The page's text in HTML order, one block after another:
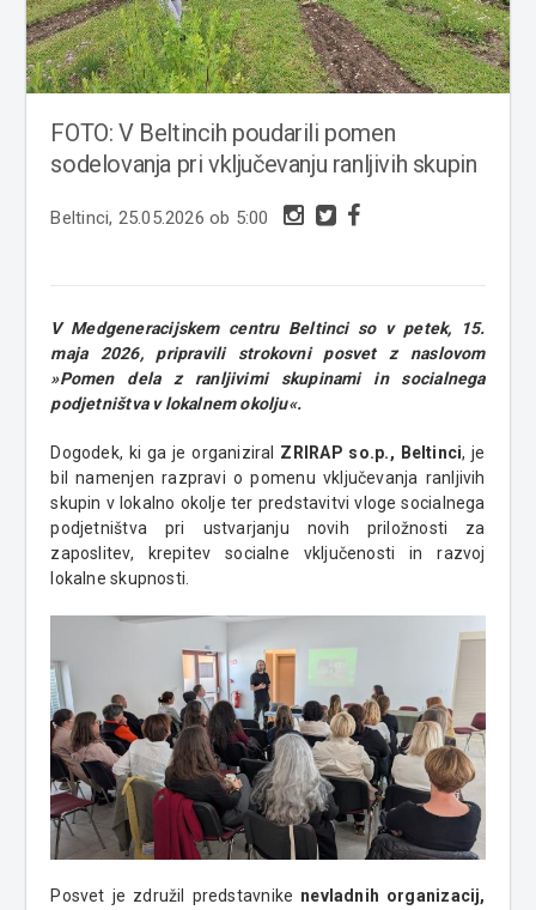
FOTO: V Beltincih poudarili pomen
sodelovanja pri vključevanju ranljivih skupin
Beltinci, 25.05.2026 ob 5:00
V Medgeneracijskem centru Beltinci so v petek, 15.
maja 2026, pripravili strokovni posvet z naslovom
»Pomen dela z ranljivimi skupinami in socialnega
podjetništva v lokalnem okolju«.
Dogodek, ki ga je organiziral ZRIRAP so.p., Beltinci, je
bil namenjen razpravi o pomenu vključevanja ranljivih
skupin v lokalno okolje ter predstavitvi vloge socialnega
podjetništva pri ustvarjanju novih priložnosti za
zaposlitev, krepitev socialne vključenosti in razvoj
lokalne skupnosti.
Posvet je združil predstavnike nevladnih organizacij,